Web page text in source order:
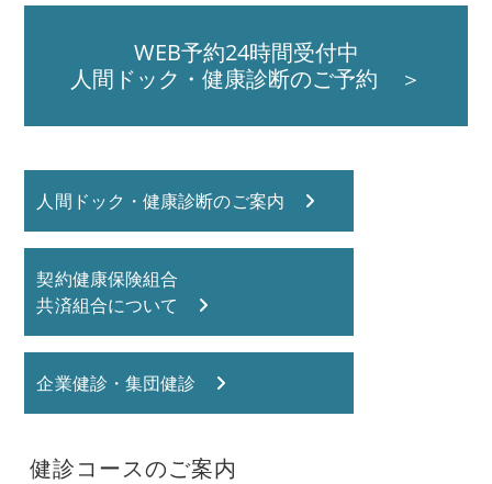
WEB予約24時間受付中
人間ドック・健康診断のご予約 ＞
人間ドック・健康診断のご案内
契約健康保険組合
共済組合について
企業健診・集団健診
健診コースのご案内